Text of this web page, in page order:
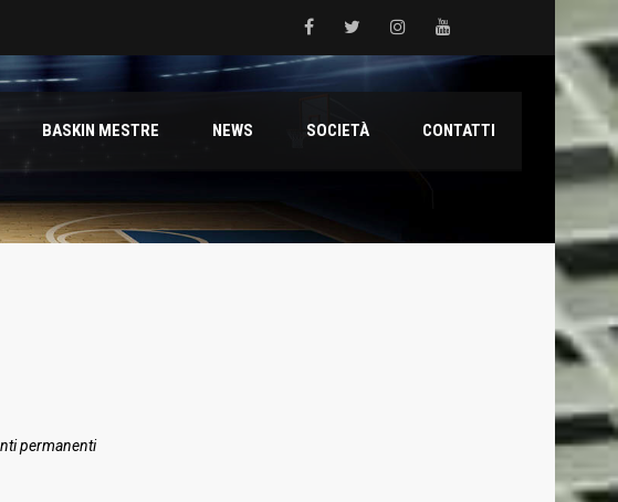
aumenta la rete del Grifone nel territorio
con Umana Reyer
BASKIN MESTRE NEWS SOCIETÀ CONTATTI
permanenti